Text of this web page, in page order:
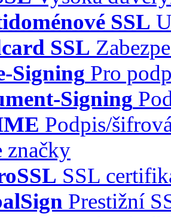
SSL
SSL
Signing Pro
Signing
Podpis/
značky
SSL
Prestižní